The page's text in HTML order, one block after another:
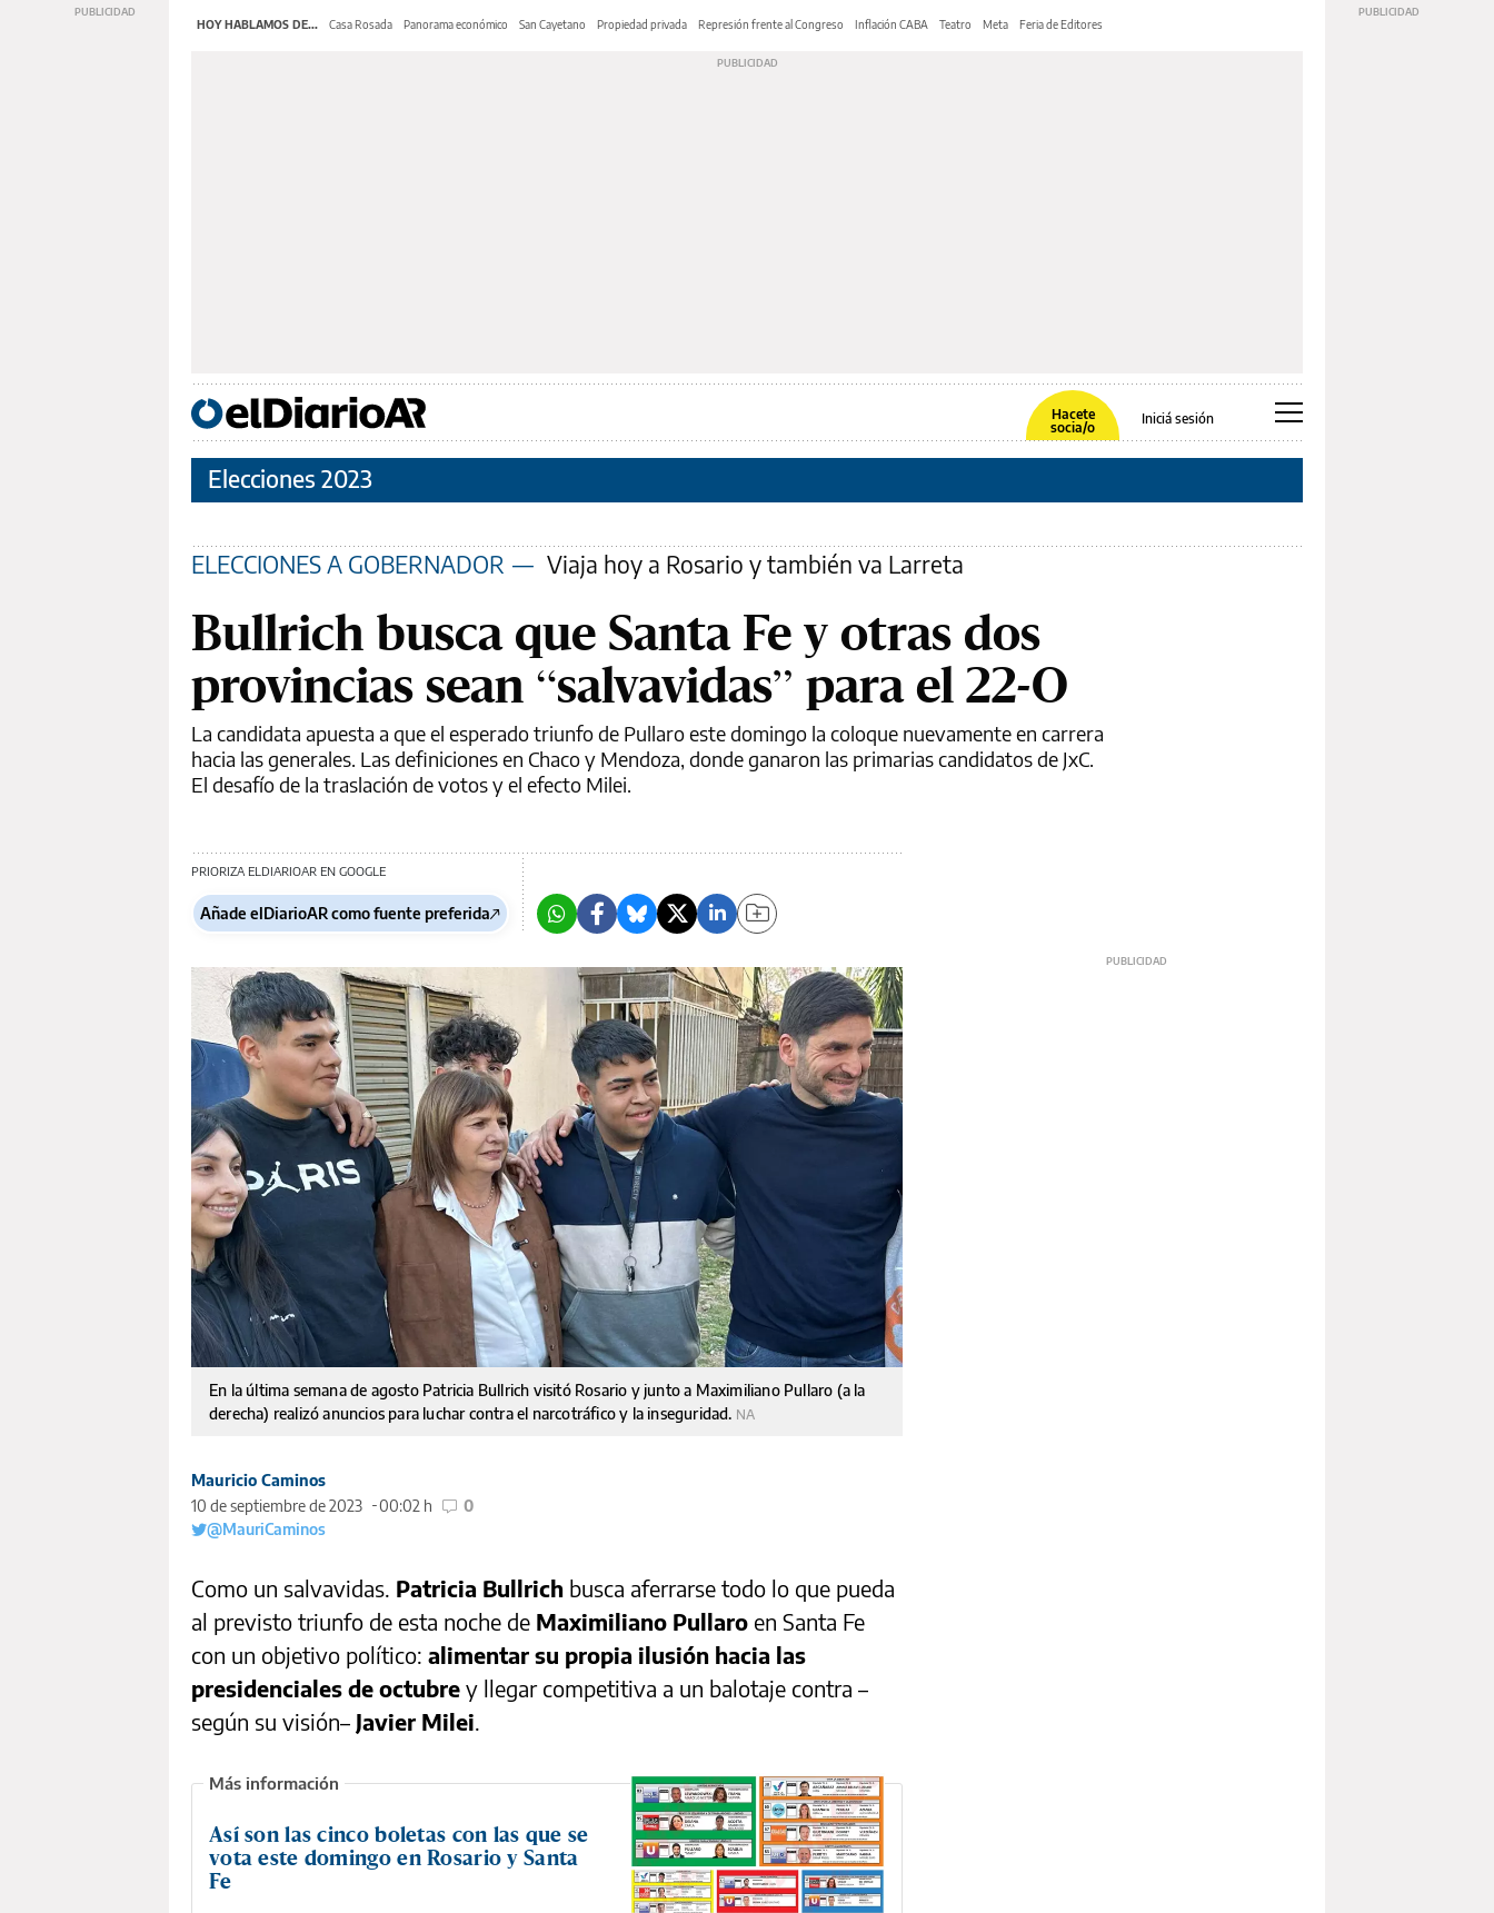
HOY HABLAMOS DE... Casa Rosada Panorama económico San Cayetano Propiedad privada Represión frente al Congreso Inflación CABA Teatro Meta Feria de Editores
Hacete
socia/o
Iniciá sesión
Elecciones 2023
ELECCIONES A GOBERNADOR — Viaja hoy a Rosario y también va Larreta
Bullrich busca que Santa Fe y otras dos
provincias sean “salvavidas” para el 22-O
La candidata apuesta a que el esperado triunfo de Pullaro este domingo la coloque nuevamente en carrera
hacia las generales. Las definiciones en Chaco y Mendoza, donde ganaron las primarias candidatos de JxC.
El desafío de la traslación de votos y el efecto Milei.
PRIORIZA ELDIARIOAR EN GOOGLE
Añade elDiarioAR como fuente preferida
En la última semana de agosto Patricia Bullrich visitó Rosario y junto a Maximiliano Pullaro (a la
derecha) realizó anuncios para luchar contra el narcotráfico y la inseguridad. NA
Mauricio Caminos
10 de septiembre de 2023
00:02 h
0
@MauriCaminos
Como un salvavidas. Patricia Bullrich busca aferrarse todo lo que pueda
al previsto triunfo de esta noche de Maximiliano Pullaro en Santa Fe
con un objetivo político: alimentar su propia ilusión hacia las
presidenciales de octubre y llegar competitiva a un balotaje contra –
según su visión– Javier Milei.
Así son las cinco boletas con las que se
vota este domingo en Rosario y Santa
Fe